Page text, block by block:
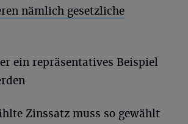
nämlich gesetzliche
ein repräsentatives Beispiel
Zinssatz muss so gewählt